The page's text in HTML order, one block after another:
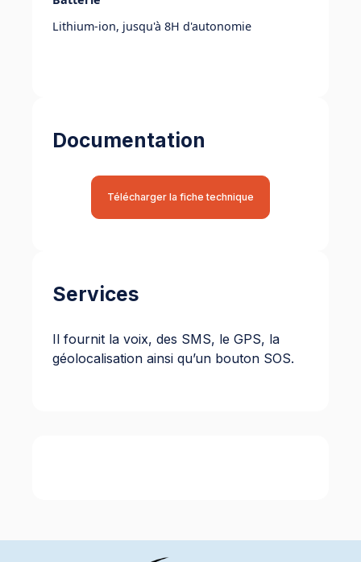
Lithium-ion, jusqu'à 8H d'autonomie
Documentation
Télécharger la fiche technique
Services
Il fournit la voix, des SMS, le GPS, la
géolocalisation ainsi qu’un bouton SOS.